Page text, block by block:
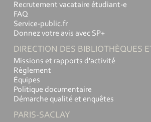
Recrutement vacataire étudiant-e
FAQ
Service-public.fr
Donnez votre avis avec SP+
DIRECTION DES BIBLIOTHÈQUES
Missions et rapports d'activité
Règlement
Équipes
Politique documentaire
Démarche qualité et enquêtes
PARIS-SACLAY